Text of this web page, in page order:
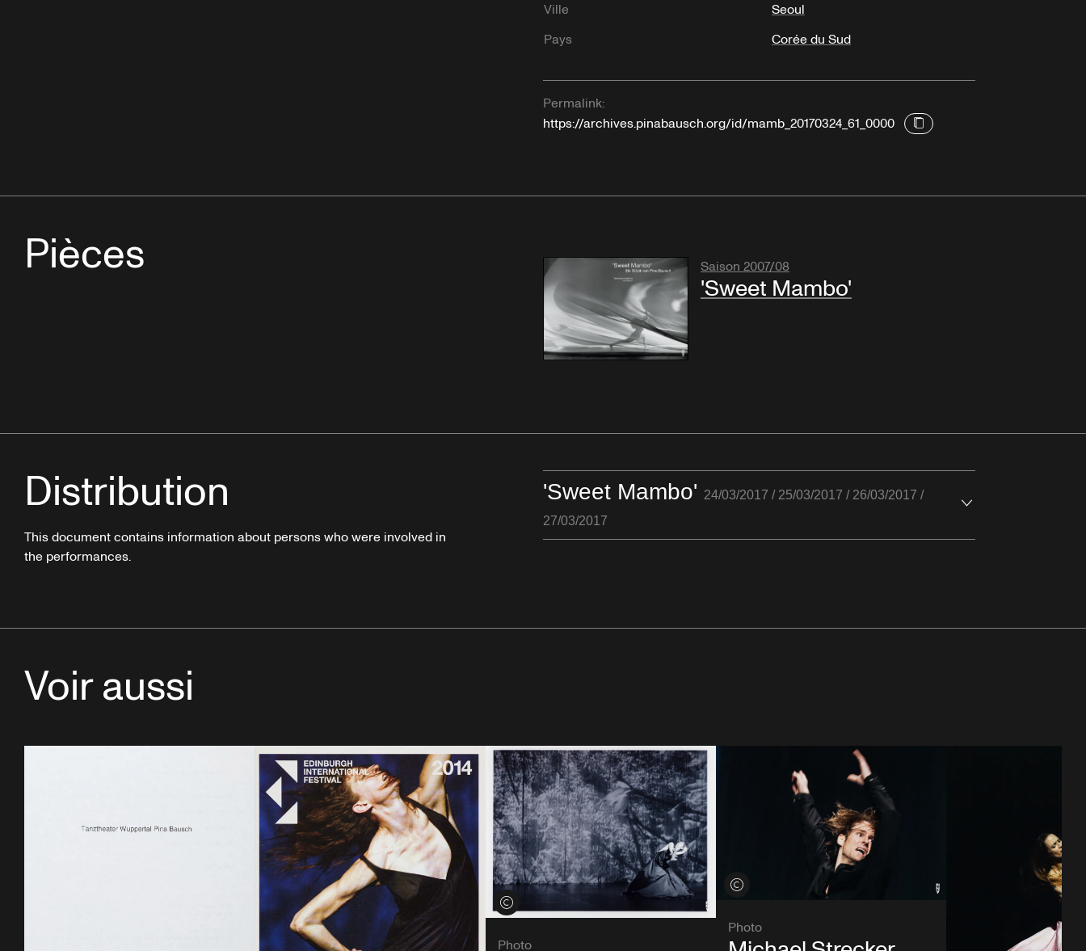
Ville
Seoul
Pays
Corée du Sud
Permalink:
https://archives.pinabausch.org/id/mamb_20170324_61_0000
Pièces Saison 2007/08
'Sweet Mambo'
Distribution
This document contains information about persons who were involved in
the performances.
'Sweet Mambo' 24/03/2017 / 25/03/2017 / 26/03/2017 /
27/03/2017
Voir aussi
Voir les crédits
Photo
Voir les crédits
Photo